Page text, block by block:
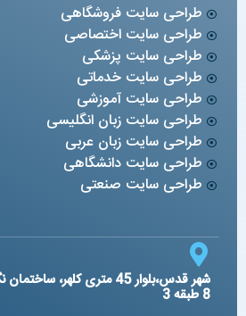
طراحی سایت فروشگاهی
طراحی سایت اختصاصی
طراحی سایت پزشکی
طراحی سایت خدماتی
طراحی سایت آموزشی
طراحی سایت زبان انگلیسی
طراحی سایت زبان عربی
طراحی سایت دانشگاهی
طراحی سایت صنعتی